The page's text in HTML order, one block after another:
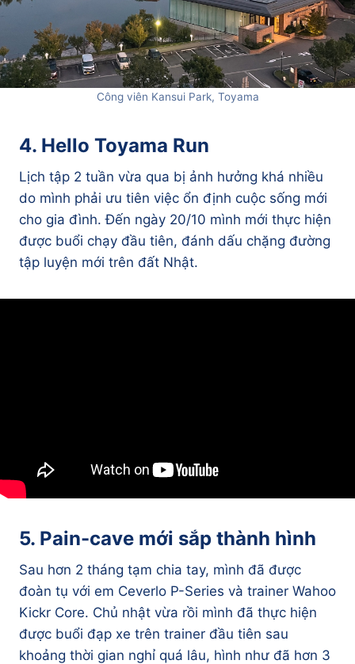
Công viên Kansui Park, Toyama
4. Hello Toyama Run
Lịch tập 2 tuần vừa qua bị ảnh hưởng khá nhiều
do mình phải ưu tiên việc ổn định cuộc sống mới
cho gia đình. Đến ngày 20/10 mình mới thực hiện
được buổi chạy đầu tiên, đánh dấu chặng đường
tập luyện mới trên đất Nhật.
5. Pain-cave mới sắp thành hình
Sau hơn 2 tháng tạm chia tay, mình đã được
đoàn tụ với em Ceverlo P-Series và trainer Wahoo
Kickr Core. Chủ nhật vừa rồi mình đã thực hiện
được buổi đạp xe trên trainer đầu tiên sau
khoảng thời gian nghỉ quá lâu, hình như đã hơn 3